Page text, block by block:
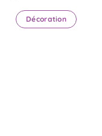
Décoration